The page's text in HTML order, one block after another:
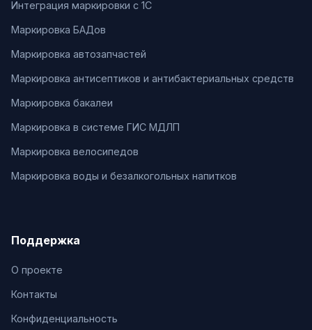
Интеграция маркировки с 1С
Маркировка БАДов
Маркировка автозапчастей
Маркировка антисептиков и антибактериальных средств
Маркировка бакалеи
Маркировка в системе ГИС МДЛП
Маркировка велосипедов
Маркировка воды и безалкогольных напитков
Поддержка
О проекте
Контакты
Конфиденциальность